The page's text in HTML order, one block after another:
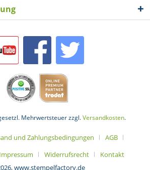
Mehrwertsteuer zzgl.Versandkosten.
und Zahlungsbedingungen
AGB
Impressum Widerrufsrecht
Kontakt
www.stempelfactory.de